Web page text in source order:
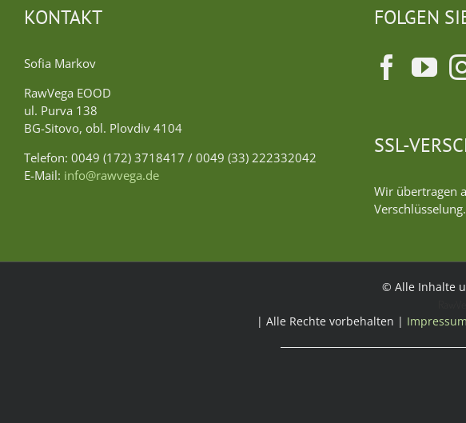
KONTAKT
Sofia Markov
RawVega EOOD
ul. Purva 138
BG-Sitovo, obl. Plovdiv 4104
Telefon: 0049 (172) 3718417 / 0049 (33) 222332042
E-Mail: info@rawvega.de
FOLGEN
SSL-
Wir übertragen
Verschlüsselung.
© Alle Inhalte
| Alle Rechte vorbehalten | Impressum